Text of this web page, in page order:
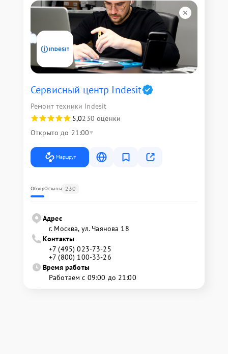
Сервисный центр Indesit
Ремонт техники Indesit
5,0230 оценки
Открыто до 21:00
Маршрут
ОбзорОтзывы 230
Адрес
г. Москва, ул. Чаянова 18
Контакты
+7 (495) 023-73-25
+7 (800) 100-33-26
Время работы
Работаем с 09:00 до 21:00